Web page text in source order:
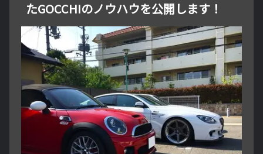
たGOCCHIのノウハウを公開します！